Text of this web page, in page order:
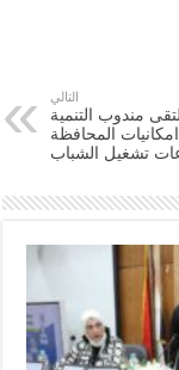
التالي
مندوب التنمية
المحافظة
تشغيل الشباب